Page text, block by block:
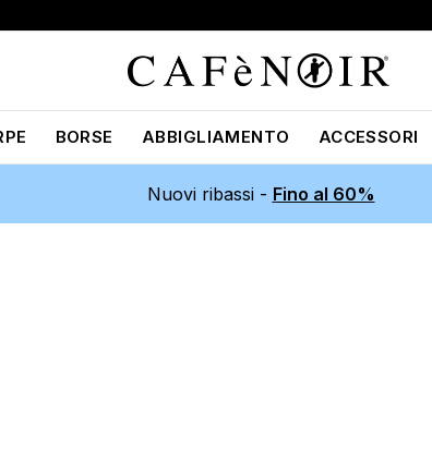
BORSE ABBIGLIAMENTO ACCESSORI
Nuovi ribassi - Fino al 60%